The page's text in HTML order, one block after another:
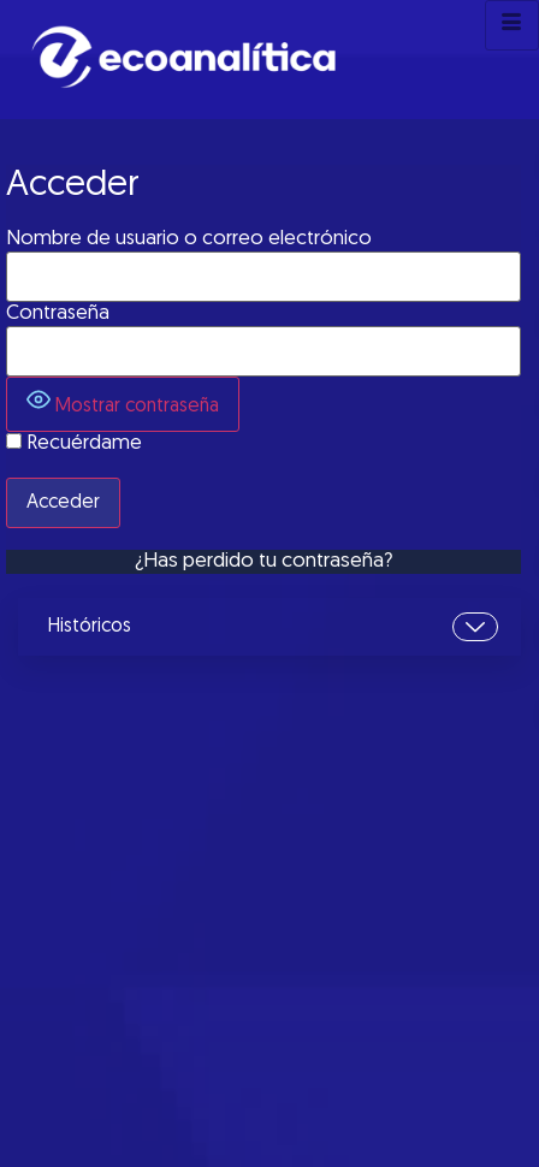
Acceder
Nombre de usuario o correo electrónico
Contraseña
Mostrar contraseña
Recuérdame
¿Has perdido tu contraseña?
Históricos